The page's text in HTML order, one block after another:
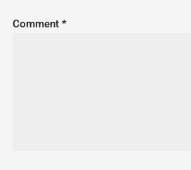
Comment *